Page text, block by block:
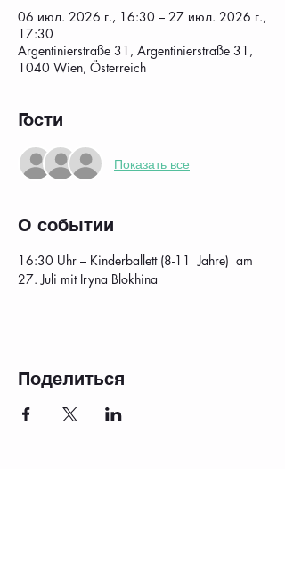
06 июл. 2026 г., 16:30 – 27 июл. 2026 г.,
17:30
Argentinierstraße 31, Argentinierstraße 31,
1040 Wien, Österreich
Гости
Показать все
О событии
16:30 Uhr – Kinderballett (8-11  Jahre)  am
27. Juli mit Iryna Blokhina
Поделиться